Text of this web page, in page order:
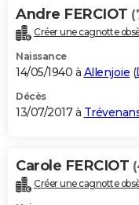
Andre FERCIOT
Créer une cagnotte
Naissance
14/05/1940 à Allenjoie (
Décès
13/07/2017 à
Carole FERCIOT
Créer une cagnotte